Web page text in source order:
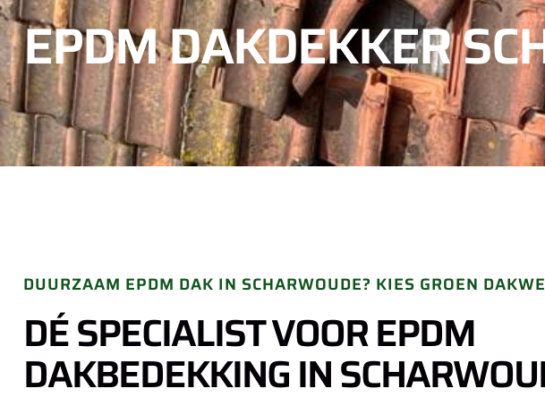
EPDM DAKDEKKER
DUURZAAM EPDM DAK IN SCHARWOUDE? KIES GROEN
DÉ SPECIALIST VOOR EPDM
DAKBEDEKKING IN